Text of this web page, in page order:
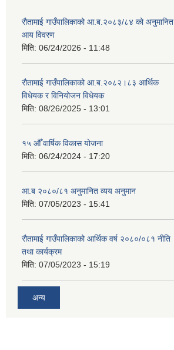
रौतामाई गाउँपालिकाको आ.ब.२०८३/८४ को अनुमानित
आय विवरण
मिति: 06/24/2026 - 11:48
रौतामाई गाउँपालिकाको आ.ब.२०८२।८३ आर्थिक
विधेयक र विनियोजन विधेयक
मिति: 08/26/2025 - 13:01
१५ औँ वार्षिक विकास योजना
मिति: 06/24/2024 - 17:20
आ.ब २०८०/८१ अनुमानित व्यय अनुमान
मिति: 07/05/2023 - 15:41
रौतामाई गाउँपालिकाको आर्थिक वर्ष २०८०/०८१ नीति
तथा कार्यक्रम
मिति: 07/05/2023 - 15:19
अन्य